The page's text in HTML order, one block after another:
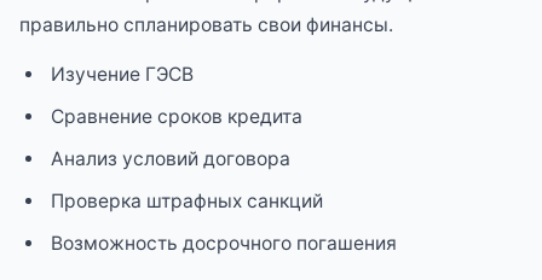
правильно спланировать свои финансы.
Изучение ГЭСВ
Сравнение сроков кредита
Анализ условий договора
Проверка штрафных санкций
Возможность досрочного погашения